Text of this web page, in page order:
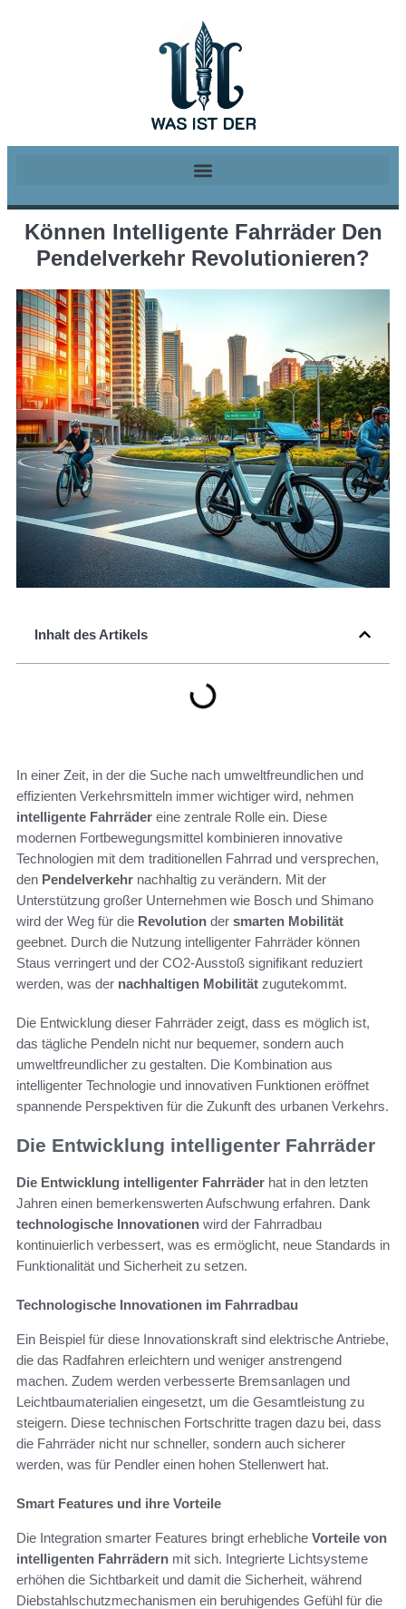
Können Intelligente Fahrräder Den
Pendelverkehr Revolutionieren?
Inhalt des Artikels
In einer Zeit, in der die Suche nach umweltfreundlichen und
effizienten Verkehrsmitteln immer wichtiger wird, nehmen
intelligente Fahrräder eine zentrale Rolle ein. Diese
modernen Fortbewegungsmittel kombinieren innovative
Technologien mit dem traditionellen Fahrrad und versprechen,
den Pendelverkehr nachhaltig zu verändern. Mit der
Unterstützung großer Unternehmen wie Bosch und Shimano
wird der Weg für die Revolution der smarten Mobilität
geebnet. Durch die Nutzung intelligenter Fahrräder können
Staus verringert und der CO2-Ausstoß signifikant reduziert
werden, was der nachhaltigen Mobilität zugutekommt.
Die Entwicklung dieser Fahrräder zeigt, dass es möglich ist,
das tägliche Pendeln nicht nur bequemer, sondern auch
umweltfreundlicher zu gestalten. Die Kombination aus
intelligenter Technologie und innovativen Funktionen eröffnet
spannende Perspektiven für die Zukunft des urbanen Verkehrs.
Die Entwicklung intelligenter Fahrräder
Die Entwicklung intelligenter Fahrräder hat in den letzten
Jahren einen bemerkenswerten Aufschwung erfahren. Dank
technologische Innovationen wird der Fahrradbau
kontinuierlich verbessert, was es ermöglicht, neue Standards in
Funktionalität und Sicherheit zu setzen.
Technologische Innovationen im Fahrradbau
Ein Beispiel für diese Innovationskraft sind elektrische Antriebe,
die das Radfahren erleichtern und weniger anstrengend
machen. Zudem werden verbesserte Bremsanlagen und
Leichtbaumaterialien eingesetzt, um die Gesamtleistung zu
steigern. Diese technischen Fortschritte tragen dazu bei, dass
die Fahrräder nicht nur schneller, sondern auch sicherer
werden, was für Pendler einen hohen Stellenwert hat.
Smart Features und ihre Vorteile
Die Integration smarter Features bringt erhebliche Vorteile von
intelligenten Fahrrädern mit sich. Integrierte Lichtsysteme
erhöhen die Sichtbarkeit und damit die Sicherheit, während
Diebstahlschutzmechanismen ein beruhigendes Gefühl für die